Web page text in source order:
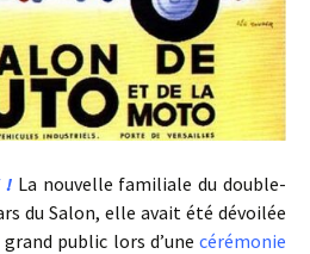
! La nouvelle familiale du double-
du Salon, elle avait été dévoilée
public lors d’une cérémonie